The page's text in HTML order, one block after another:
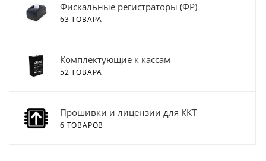
Фискальные регистраторы (ФР)
63 ТОВАРА
Комплектующие к кассам
52 ТОВАРА
Прошивки и лицензии для ККТ
6 ТОВАРОВ